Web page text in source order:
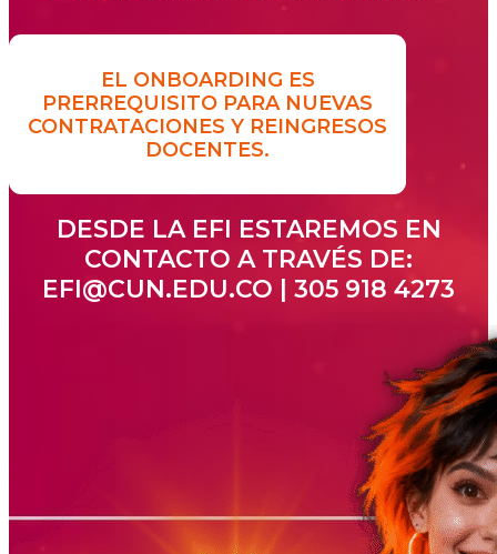
EL ONBOARDING ES
PRERREQUISITO PARA NUEVAS
CONTRATACIONES Y REINGRESOS
DOCENTES.
DESDE LA EFI ESTAREMOS EN
CONTACTO A TRAVÉS DE:
EFI@CUN.EDU.CO | 305 918 4273